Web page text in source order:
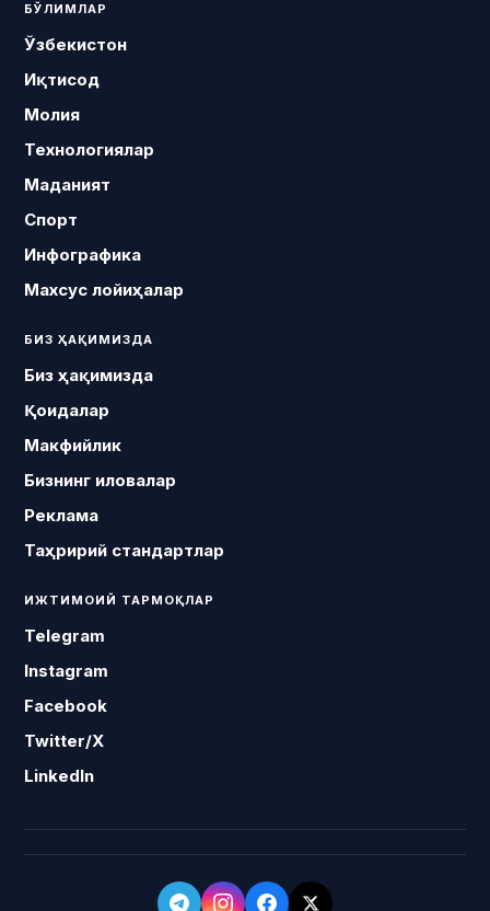
БЎЛИМЛАР
Ўзбекистон
Иқтисод
Молия
Технологиялар
Маданият
Спорт
Инфографика
Махсус лойиҳалар
БИЗ ҲАҚИМИЗДА
Биз ҳақимизда
Қоидалар
Макфийлик
Бизнинг иловалар
Реклама
Таҳририй стандартлар
ИЖТИМОИЙ ТАРМОҚЛАР
Telegram
Instagram
Facebook
Twitter/X
LinkedIn